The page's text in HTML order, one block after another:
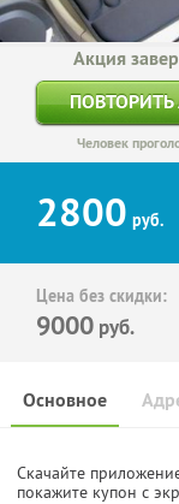
Акция
Человек
2800 руб.
Цена без скидки:
9000 руб.
Основное
Скачайте
покажите купон с